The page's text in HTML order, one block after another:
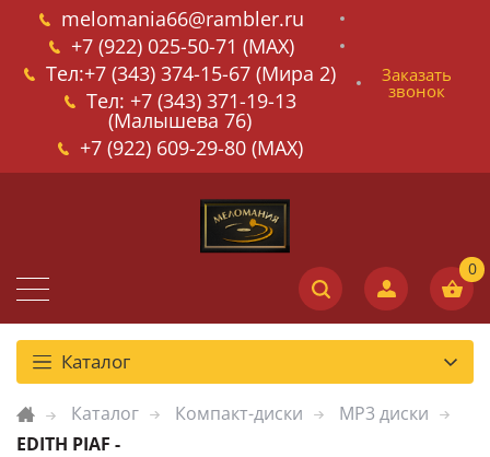
melomania66@rambler.ru
+7 (922) 025-50-71 (MAX)
Тел:+7 (343) 374-15-67 (Мира 2)
Тел: +7 (343) 371-19-13
(Малышева 76)
+7 (922) 609-29-80 (MAX)
Заказать
звонок
Каталог
Каталог Компакт-диски
MP3 диски
EDITH PIAF -